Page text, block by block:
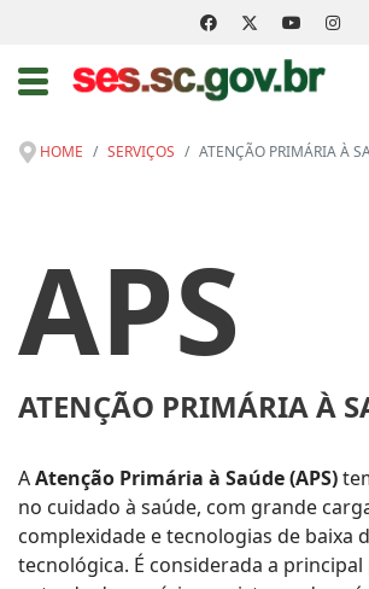
HOME SERVIÇOS ATENÇÃO PRIMÁRIA À
APS
ATENÇÃO PRIMÁRIA À
AAtenção Primária à Saúde (APS)
no cuidado à saúde, com grande
complexidade e tecnologias de baixa
tecnológica. É considerada a